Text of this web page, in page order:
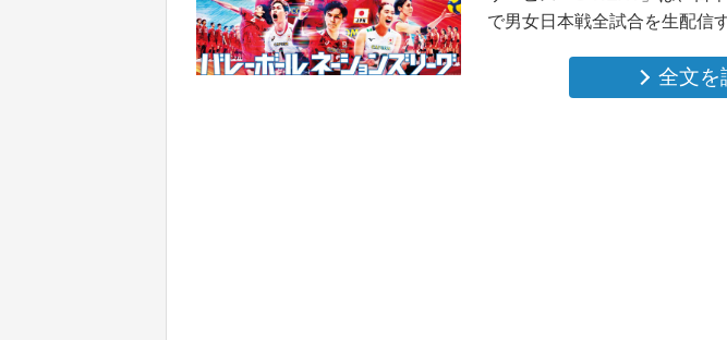
で男女日本戦全試合を生配信す
全文を